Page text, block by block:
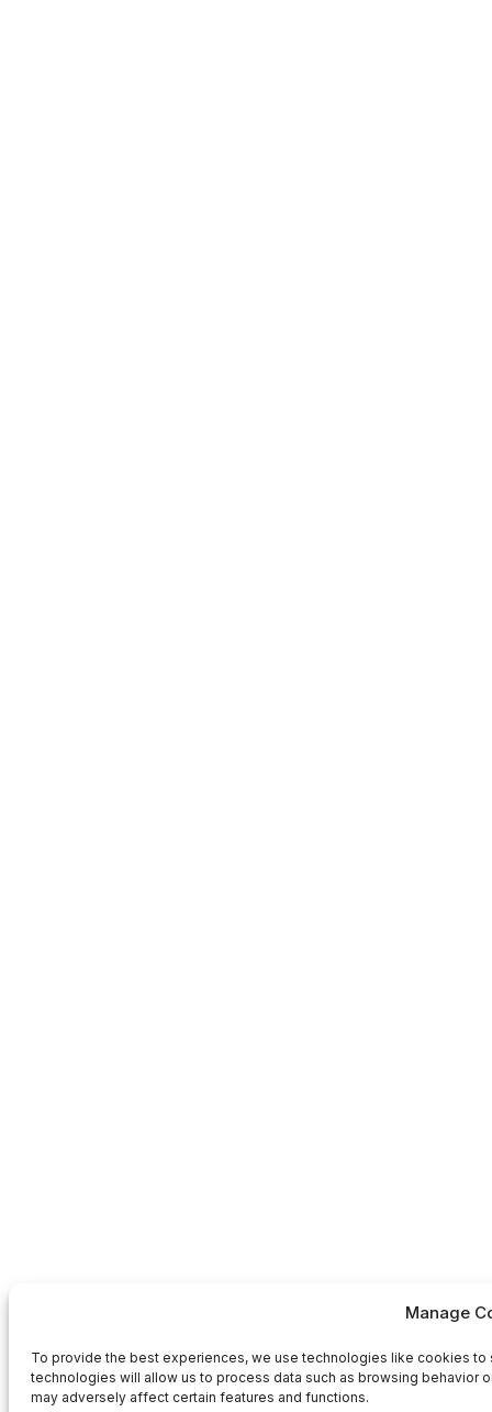
Manage
To provide the best experiences, we use technologies like cookies
technologies will allow us to process data such as browsing behavior
may adversely affect certain features and functions.